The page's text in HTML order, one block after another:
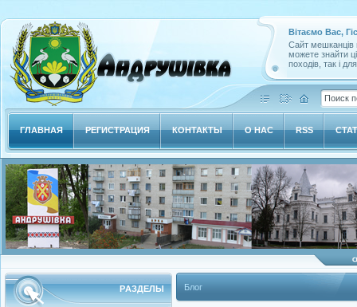
Вітаємо Вас,
Сайт мешканців
можете знайти
походів, так і
ГЛАВНАЯ РЕГИСТРАЦИЯ КОНТАКТЫ О НАС RSS
РAЗДЕЛЫ Блог